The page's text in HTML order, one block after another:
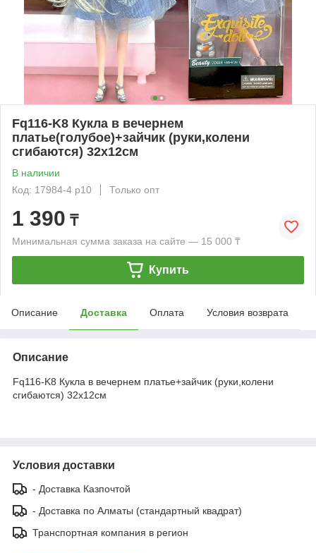
Fq116-K8 Кукла в вечернем
платье(голубое)+зайчик (руки,колени
сгибаются) 32х12см
В наличии
Код: 17984-4 р10
Только опт
1 390 ₸
Минимальная сумма заказа на сайте — 15 000 ₸
Купить
Описание Доставка Оплата Условия возврата
Описание
Fq116-K8 Кукла в вечернем платье+зайчик (руки,колени
сгибаются) 32х12см
Условия доставки
- Доставка Казпочтой
- Доставка по Алматы (стандартный квадрат)
Транспортная компания в регион